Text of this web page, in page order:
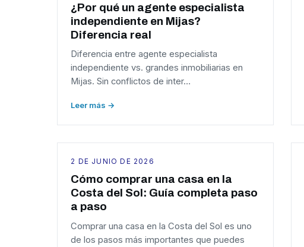
¿Por qué un agente especialista
independiente en Mijas?
Diferencia real
Diferencia entre agente especialista
independiente vs. grandes inmobiliarias en
Mijas. Sin conflictos de inter…
Leer más →
2 DE JUNIO DE 2026
Cómo comprar una casa en la
Costa del Sol: Guía completa paso
a paso
Comprar una casa en la Costa del Sol es uno
de los pasos más importantes que puedes